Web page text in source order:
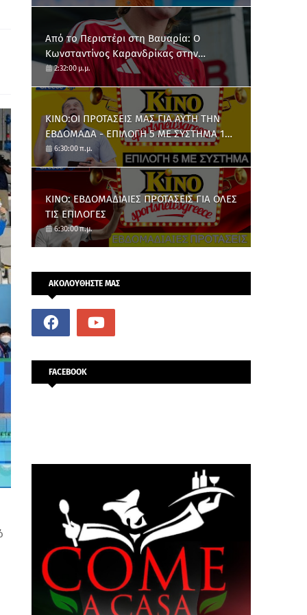
Από το Περιστέρι στη Βαυαρία: O
Κωνσταντίνος Καρανδρίκας στην
Μπάγερν Μονάχου
2:32:00 μ.μ.
ΚΙΝΟ:ΟΙ ΠΡΟΤΑΣΕΙΣ ΜΑΣ ΓΙΑ ΑΥΤΗ ΤΗΝ
ΕΒΔΟΜΑΔΑ - ΕΠΙΛΟΓΗ 5 ΜΕ ΣΥΣΤΗΜΑ 10
ΑΡΙΘΜΩΝ
6:30:00 π.μ.
ΚΙΝΟ: ΕΒΔΟΜΑΔΙΑΙΕΣ ΠΡΟΤΑΣΕΙΣ ΓΙΑ ΟΛΕΣ
ΤΙΣ ΕΠΙΛΟΓΕΣ
6:30:00 π.μ.
ΑΚΟΛΟΥΘΗΣΤΕ ΜΑΣ
FACEBOOK